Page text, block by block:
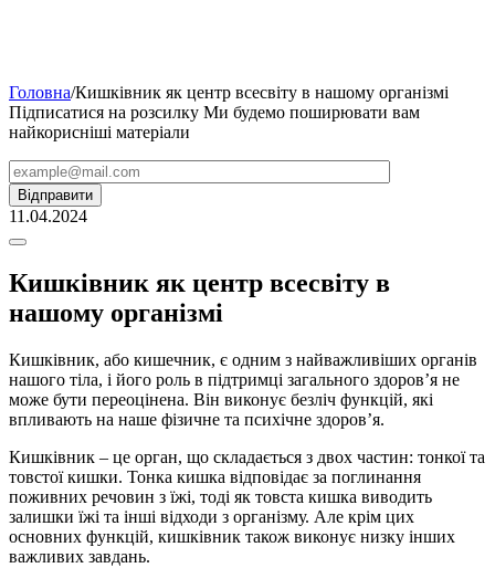
Головна/Кишківник як центр всесвіту в нашому організмі
Підписатися на розсилку Ми будемо поширювати вам
найкорисніші матеріали
11.04.2024
Кишківник як центр всесвіту в
нашому організмі
Кишківник, або кишечник, є одним з найважливіших органів
нашого тіла, і його роль в підтримці загального здоров’я не
може бути переоцінена. Він виконує безліч функцій, які
впливають на наше фізичне та психічне здоров’я.
Кишківник – це орган, що складається з двох частин: тонкої та
товстої кишки. Тонка кишка відповідає за поглинання
поживних речовин з їжі, тоді як товста кишка виводить
залишки їжі та інші відходи з організму. Але крім цих
основних функцій, кишківник також виконує низку інших
важливих завдань.